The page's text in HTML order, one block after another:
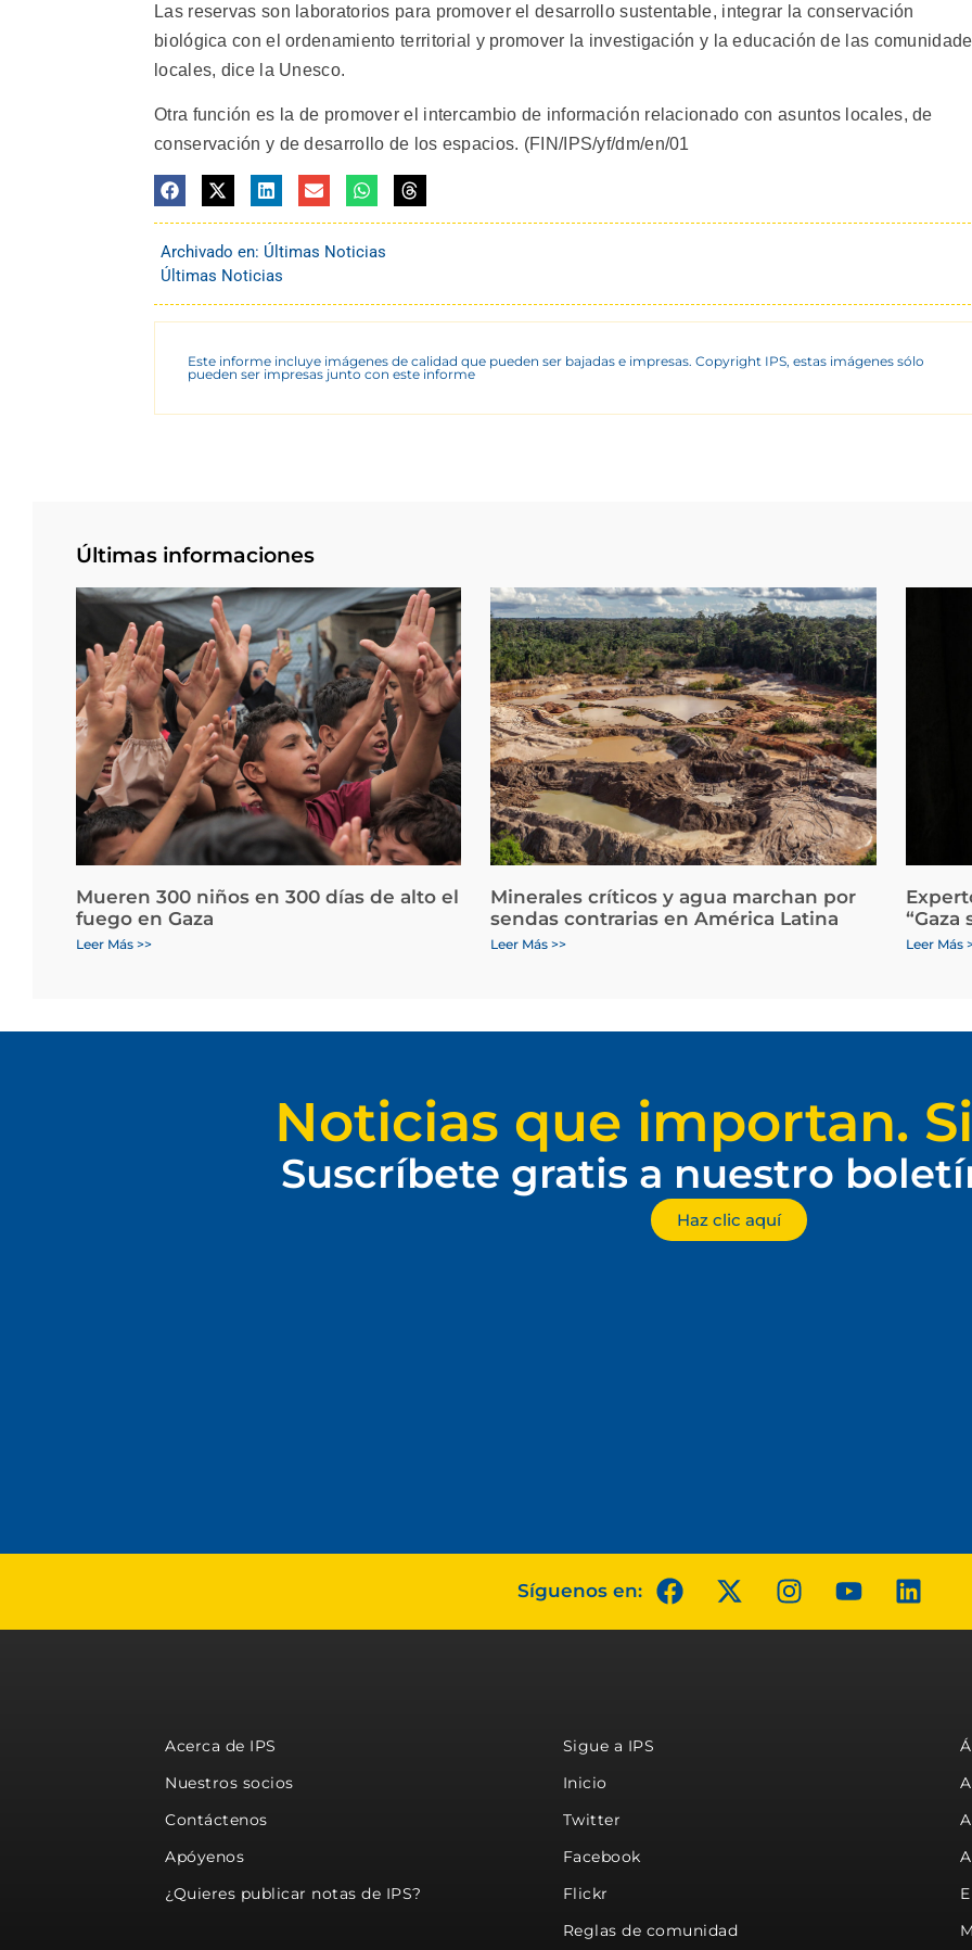
Las reservas son laboratorios para promover el desarrollo sustentable, integrar la conservación
biológica con el ordenamiento territorial y promover la investigación y la educación de las
locales, dice la Unesco.
Otra función es la de promover el intercambio de información relacionado con asuntos locales, de
conservación y de desarrollo de los espacios. (FIN/IPS/yf/dm/en/01
Archivado en: Últimas Noticias
Últimas Noticias
Este informe incluye imágenes de calidad que pueden ser bajadas e impresas. Copyright IPS, estas imágenes sólo
pueden ser impresas junto con este informe
Últimas informaciones
Mueren 300 niños en 300 días de alto el
fuego en Gaza
Leer Más >>
Minerales críticos y agua marchan por
sendas contrarias en América Latina
Leer Más >>
“Gaza
Leer Más
Noticias que importan.
Suscríbete gratis a nuestro
Haz clic aquí
Síguenos en:
Acerca de IPS
Nuestros socios
Contáctenos
Apóyenos
¿Quieres publicar notas de IPS?
Sigue a IPS
Inicio
Twitter
Facebook
Flickr
Reglas de comunidad